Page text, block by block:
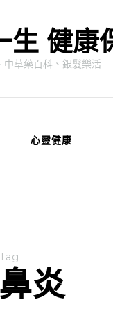
生 健康
中草藥百科、銀髮樂活
心靈健康
炎